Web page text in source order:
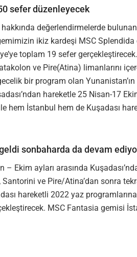
sefer düzenleyecek
değerlendirmelerde
ikiz kardeşi MSC
toplam 19 sefer
ve Pire(Atina) limanlarını
bir program olan
hareketle 25 Nisan-17
hem İstanbul hem de Kuşadası
sonbaharda da devam
Ekim ayları arasında
ve Pire/Atina’dan sonra
hareketli 2022 yaz
MSC Fantasia gemisi